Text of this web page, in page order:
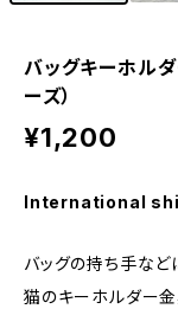
バッグキーホル
ーズ）
¥1,200
International
バッグの持ち手など
猫のキーホルダー